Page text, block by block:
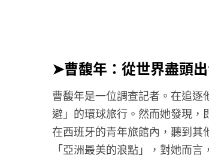
➤曹馥年：從世界盡頭
曹馥年是一位調查記者。在追
避」的環球旅行。然而她發現
在西班牙的青年旅館內，聽到
「亞洲最美的浪點」，對她而